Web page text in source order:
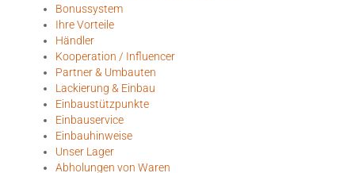
Bonussystem
Ihre Vorteile
Händler
Kooperation / Influencer
Partner & Umbauten
Lackierung & Einbau
Einbaustützpunkte
Einbauservice
Einbauhinweise
Unser Lager
Abholungen von Waren